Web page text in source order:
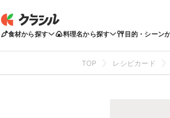
食材から探す 料理名から探す 目的・シーン
TOP レシピカード